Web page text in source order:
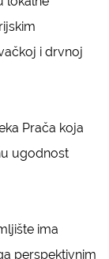
i drvnoj
Prača koja
ugodnost
ima
perspektivnim